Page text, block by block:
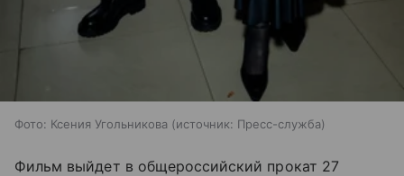
Фото: Ксения Угольникова источник: Пресс-служба
Фильм выйдет в общероссийский прокат 27